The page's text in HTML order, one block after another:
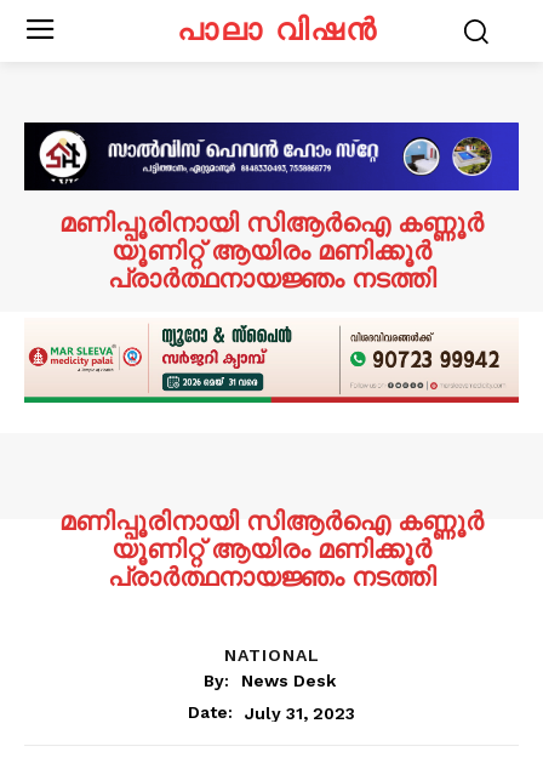
പാലാ വിഷൻ
മണിപ്പൂരിനായി സി‌ആര്‍‌ഐ കണ്ണൂർ
യൂണിറ്റ് ആയിരം മണിക്കൂർ
പ്രാർത്ഥനായജ്ഞം നടത്തി
മണിപ്പൂരിനായി സി‌ആര്‍‌ഐ കണ്ണൂർ
യൂണിറ്റ് ആയിരം മണിക്കൂർ
പ്രാർത്ഥനായജ്ഞം നടത്തി
NATIONAL
By:
News Desk
Date:
July 31, 2023